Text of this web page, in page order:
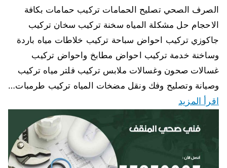
الصرف الصحي تصليح الحمامات تركيب حمامات بكافة
الاحجام حل مشكلة المياه سخنة تركيب سخان تركيب
جاكوزي تركيب احواض سباحة تركيب خلاطات مياه باردة
وساخنة خدمة تركيب احواض مطابخ واحواض تركيب
غسالات صحون وغسالات ملابس تركيب فلتر مياه تركيب
وصيانة وتصليح وفك ونقل مضخات المياه تركيب طرمبات…
اقرأ المزيد